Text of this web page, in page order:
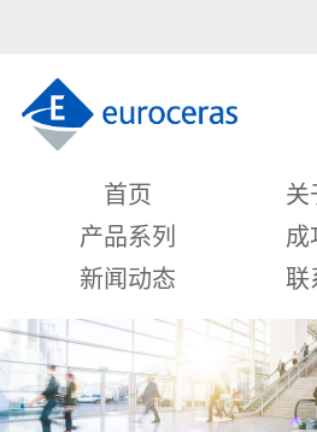
首页
关
产品系列
成
新闻动态
联